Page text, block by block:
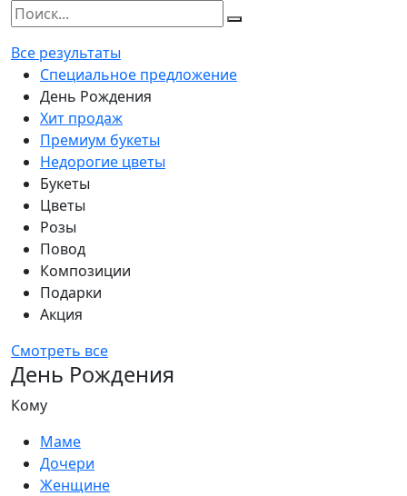
Все результаты
Специальное предложение
День Рождения
Хит продаж
Премиум букеты
Недорогие цветы
Букеты
Цветы
Розы
Повод
Композиции
Подарки
Акция
Смотреть все
День Рождения
Кому
Маме
Дочери
Женщине